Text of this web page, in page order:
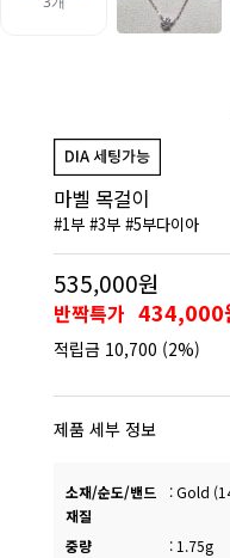
마벨 목걸이
#1부 #3부 #5부다이아
535,000원
반짝특가 434,000
적립금 10,700 (2%)
제품 세부 정보
소재/순도/밴드
재질
:Gold
중량 : 1.75g